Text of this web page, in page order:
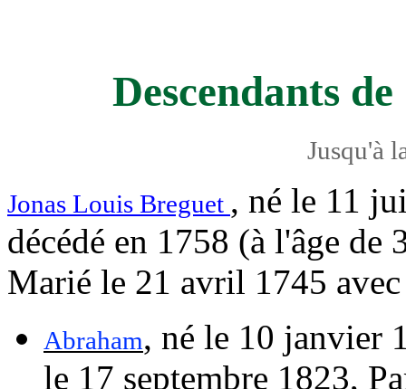
Descendants
Jusqu'à
Jonas Louis Breguet , né le 11
décédé en 1758 (à l'âge de
Marié le 21 avril 1745
Abraham, né le 10 janvier
le 17 septembre 1823,